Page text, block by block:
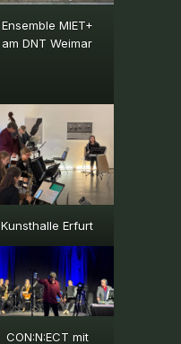
Ensemble MIET+
am DNT Weimar
Kunsthalle Erfurt
CON:N:ECT mit